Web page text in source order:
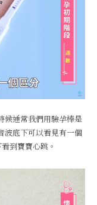
候通常我們用驗孕棒是
波底下可以看見有一個
到寶寶心跳。